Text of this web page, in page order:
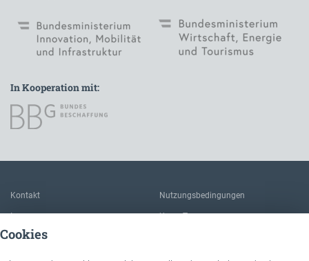
In Kooperation mit:
Cookies
Kontakt
Impressum
FAQ
Nutzungsbedingungen
Unser Team